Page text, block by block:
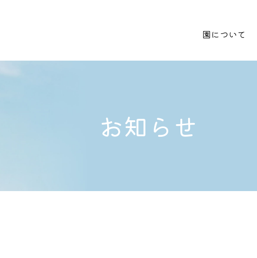
園について
お知らせ